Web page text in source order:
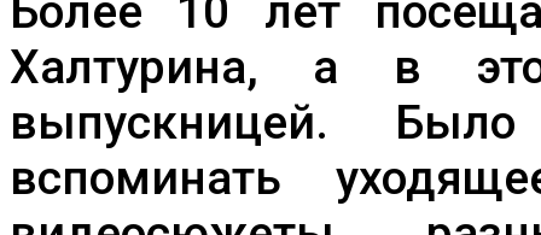
Более 10 лет
Халтурина, а в
выпускницей.
вспоминать